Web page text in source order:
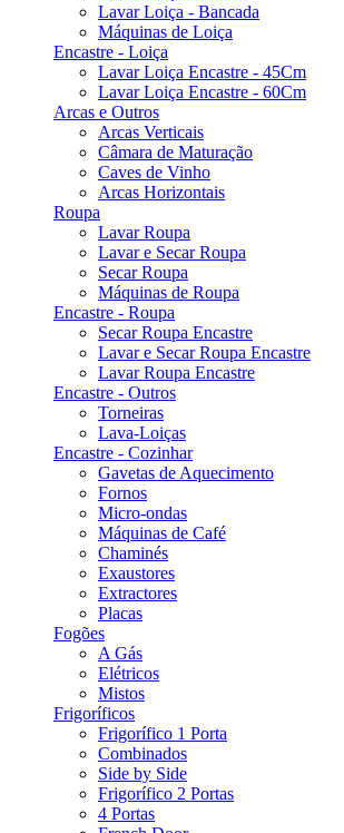
Lavar Loiça - Bancada
Máquinas de Loiça
Encastre - Loiça
Lavar Loiça Encastre - 45Cm
Lavar Loiça Encastre - 60Cm
Arcas e Outros
Arcas Verticais
Câmara de Maturação
Caves de Vinho
Arcas Horizontais
Roupa
Lavar Roupa
Lavar e Secar Roupa
Secar Roupa
Máquinas de Roupa
Encastre - Roupa
Secar Roupa Encastre
Lavar e Secar Roupa Encastre
Lavar Roupa Encastre
Encastre - Outros
Torneiras
Lava-Loiças
Encastre - Cozinhar
Gavetas de Aquecimento
Fornos
Micro-ondas
Máquinas de Café
Chaminés
Exaustores
Extractores
Placas
Fogões
A Gás
Elétricos
Mistos
Frigoríficos
Frigorífico 1 Porta
Combinados
Side by Side
Frigorífico 2 Portas
4 Portas